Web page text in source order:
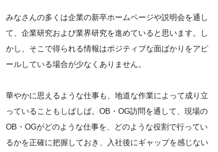
みなさんの多くは企業の新卒ホームページや説明会を通し
て、企業研究および業界研究を進めていると思います。し
かし、そこで得られる情報はポジティブな面ばかりをアピ
ールしている場合が少なくありません。
華やかに思えるような仕事も、地道な作業によって成り立
っていることもしばしば。OB・OG訪問を通して、現場の
OB・OGがどのような仕事を、どのような役割で行ってい
るかを正確に把握しておき、入社後にギャップを感じない